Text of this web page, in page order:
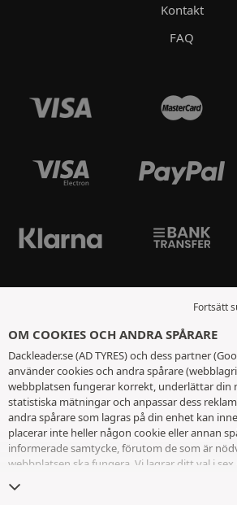
Kontakt
FAQ
Fortsätt
OM COOKIES OCH ANDRA SPÅRARE
Dackleader.se (AD TYRES) och dess partner
använder cookies och andra spårare
webbplatsen fungerar korrekt, underlättar din
statistiska mätningar och anpassar dess
andra spårare som lagras på din enhet kan
placerar inte heller någon cookie eller annan
informerade samtycke, förutom de som är
webbplatsen ska fungera. Vi lagrar ditt val i sex
andra spårare